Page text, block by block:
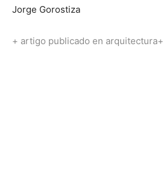
Jorge Gorostiza
+ artigo publicado en